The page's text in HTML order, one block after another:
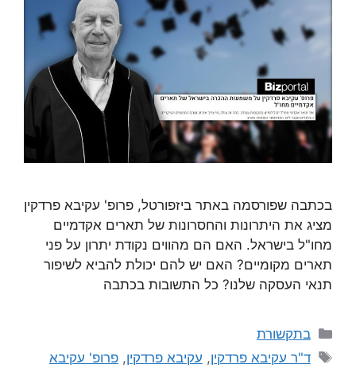
בכתבה שפורסמה באתר ביזפורטל, פרופ' עקיבא פרדקין
מציג את היתרונות והחסרונות של תארים אקדמיים
מחו"ל בישראל. האם הם מהווים נקודת יתרון על פני
תארים מקומיים? האם יש להם יכולת להביא לשיפור
תנאי העסקה שלנו? כל התשובות בכתבה
בתקשורת
ד"ר עקיבא פרדקין, עקיבא פרדקין,פרופ' עקיבא